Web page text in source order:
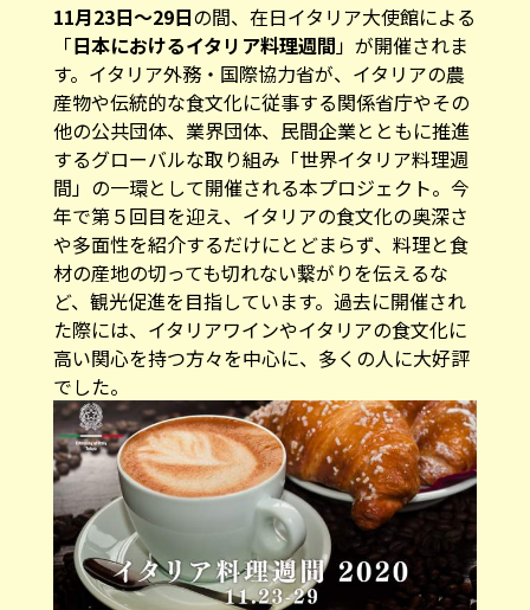
11月23日～29日の間、在日イタリア大使館による
「日本におけるイタリア料理週間 」が開催されま
す。イタリア外務・国際協力省が、イタリアの農
産物や伝統的な食文化に従事する関係省庁やその
他の公共団体、業界団体、民間企業とともに推進
するグローバルな取り組み「世界イタリア料理週
間」の一環として開催される本プロジェクト。今
年で第５回目を迎え、イタリアの食文化の奥深さ
や多面性を紹介するだけにとどまらず、料理と食
材の産地の切っても切れない繋がりを伝えるな
ど、観光促進を目指しています。過去に開催され
た際には、イタリアワインやイタリアの食文化に
高い関心を持つ方々を中心に、多くの人に大好評
でした。